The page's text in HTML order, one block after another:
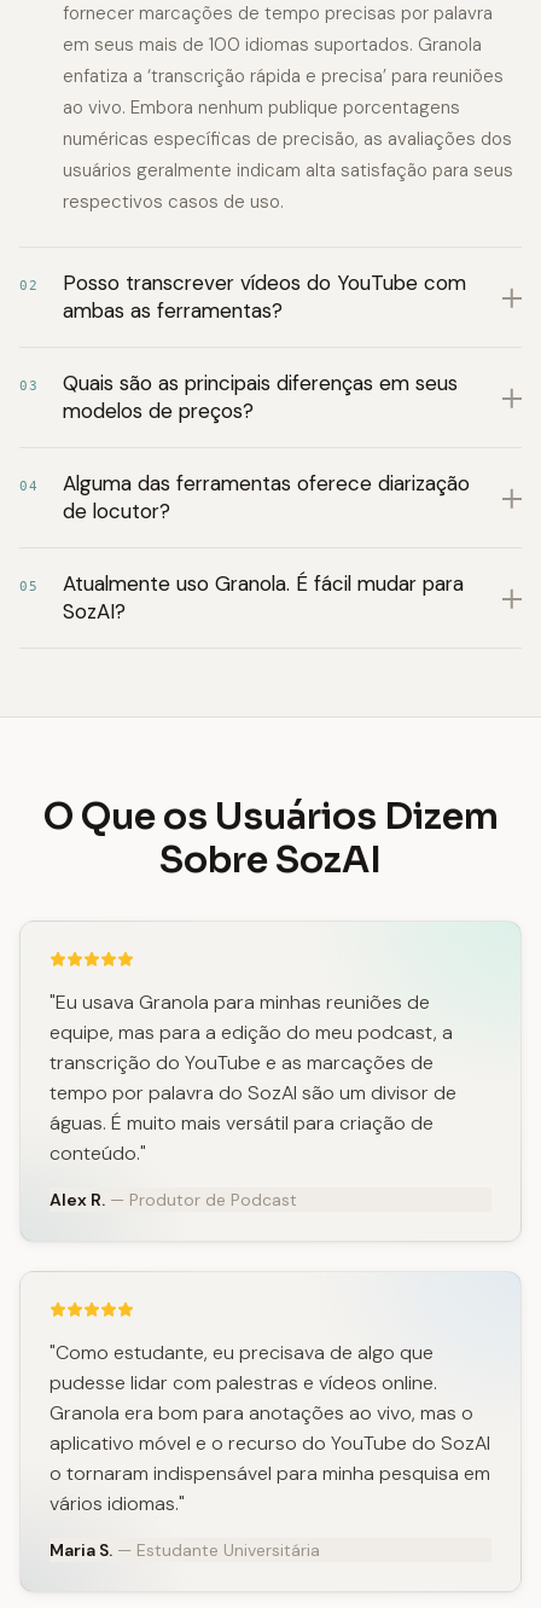
fornecer marcações de tempo precisas por palavra
em seus mais de 100 idiomas suportados. Granola
enfatiza a ‘transcrição rápida e precisa’ para reuniões
ao vivo. Embora nenhum publique porcentagens
numéricas específicas de precisão, as avaliações dos
usuários geralmente indicam alta satisfação para seus
respectivos casos de uso.
02
Posso transcrever vídeos do YouTube com
ambas as ferramentas?
03
Quais são as principais diferenças em seus
modelos de preços?
04
Alguma das ferramentas oferece diarização
de locutor?
05
Atualmente uso Granola. É fácil mudar para
SozAI?
O Que os Usuários Dizem
Sobre SozAI
"Eu usava Granola para minhas reuniões de
equipe, mas para a edição do meu podcast, a
transcrição do YouTube e as marcações de
tempo por palavra do SozAI são um divisor de
águas. É muito mais versátil para criação de
conteúdo."
Alex R. — Produtor de Podcast
"Como estudante, eu precisava de algo que
pudesse lidar com palestras e vídeos online.
Granola era bom para anotações ao vivo, mas o
aplicativo móvel e o recurso do YouTube do SozAI
o tornaram indispensável para minha pesquisa em
vários idiomas."
Maria S. — Estudante Universitária